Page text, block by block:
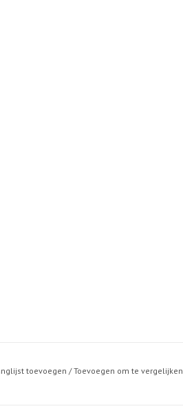
toevoegen /Toevoegen om te vergelijken